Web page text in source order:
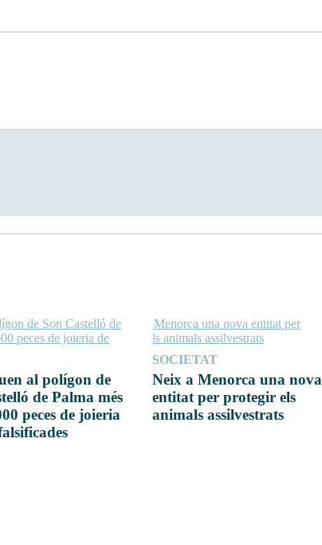
al polígon de
de Palma més
peces de joieria
SOCIETAT
Neix a Menorca una nova
entitat per protegir els
animals assilvestrats